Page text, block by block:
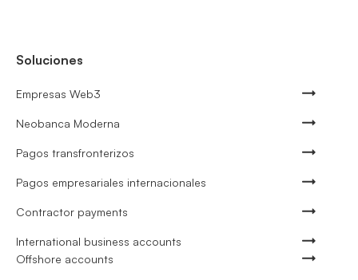
Soluciones
Empresas Web3
Neobanca Moderna
Pagos transfronterizos
Pagos empresariales internacionales
Contractor payments
International business accounts
Offshore accounts